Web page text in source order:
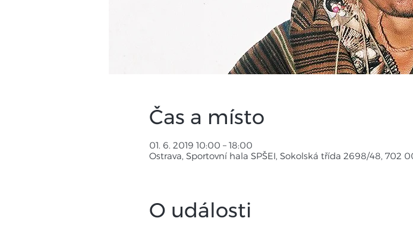
Čas a místo
01. 6. 2019 10:00 – 18:00
Ostrava, Sportovní hala SPŠEI, Sokolská třída 2698/48, 702
O události